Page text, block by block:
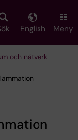
English Meny
och nätverk